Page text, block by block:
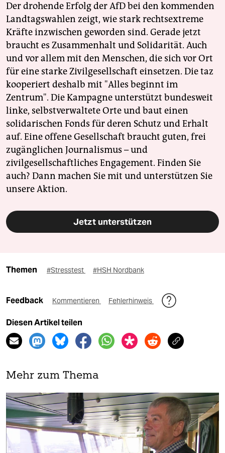
Der drohende Erfolg der AfD bei den kommenden
Landtagswahlen zeigt, wie stark rechtsextreme
Kräfte inzwischen geworden sind. Gerade jetzt
braucht es Zusammenhalt und Solidarität. Auch
und vor allem mit den Menschen, die sich vor Ort
für eine starke Zivilgesellschaft einsetzen. Die taz
kooperiert deshalb mit "Alles beginnt im
Zentrum". Die Kampagne unterstützt bundesweit
linke, selbstverwaltete Orte und baut einen
solidarischen Fonds für deren Schutz und Erhalt
auf. Eine offene Gesellschaft braucht guten, frei
zugänglichen Journalismus – und
zivilgesellschaftliches Engagement. Finden Sie
auch? Dann machen Sie mit und unterstützen Sie
unsere Aktion.
Jetzt unterstützen
Themen #Stresstest #HSH Nordbank
Feedback Kommentieren Fehlerhinweis
Diesen Artikel teilen
Mehr zum Thema